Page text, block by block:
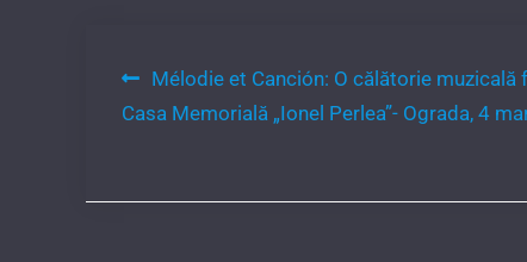
Navigare
în
Mélodie et Canción: O călătorie muzicală
Casa Memorială „Ionel Perlea”- Ograda, 4